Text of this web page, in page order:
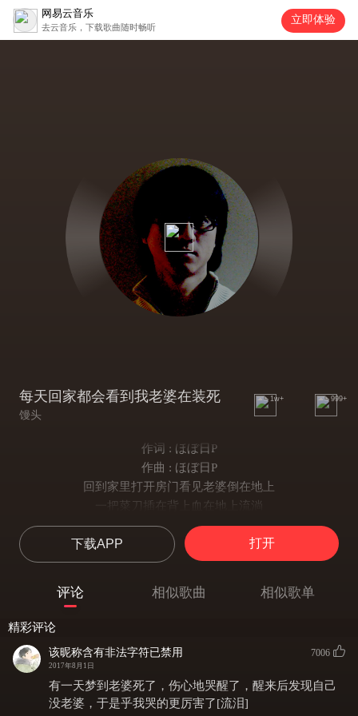
网易云音乐
去云音乐，下载歌曲随时畅听
立即体验
每天回家都会看到我老婆在装死
馒头
1w+ 999+
作词 : ほぼ日P
作曲 : ほぼ日P
回到家里打开房门看见老婆倒在地上
一把菜刀插在背上血在地上流淌
如果是你看到这样你的反应又会怎样
你会不会立刻晕倒在她身旁
我就当没发生一样带着微笑把门关上
老婆仍然趴在那里看着就和死了一样
每次死的都是不同的姿势
我总是会忍不住想明天又会死成怎样
到底还会死成什么模样
下载APP 打开
评论 相似歌曲 相似歌单
精彩评论
该昵称含有非法字符已禁用
2017年8月1日
7006
有一天梦到老婆死了，伤心地哭醒了，醒来后发现自己
没老婆，于是乎我哭的更厉害了[流泪]